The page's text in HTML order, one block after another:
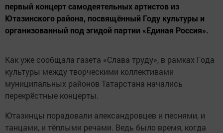
первый концерт самодеятельных артистов из
Ютазинского района, посвящённый Году культуры и
организованный под эгидой партии «Единая Россия».
Как уже сообщала газета «Слава труду», в рамках Года
культуры между творческими коллективами
муниципальных районов Татарстана начались
перекрёстные концерты.
Ютазинцы порадовали александровцев и песнями, и
танцами, и тёплыми речами. Ведь было время, когда